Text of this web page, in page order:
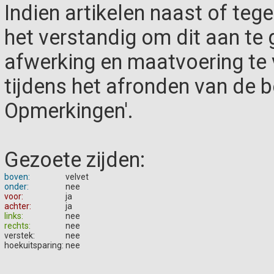
Indien artikelen naast of
het verstandig om dit aan te
afwerking en maatvoering
tijdens het afronden van de
Opmerkingen'.
Gezoete zijden:
boven:
velvet
onder:
nee
voor:
ja
achter:
ja
links:
nee
rechts:
nee
verstek:
nee
hoekuitsparing: nee